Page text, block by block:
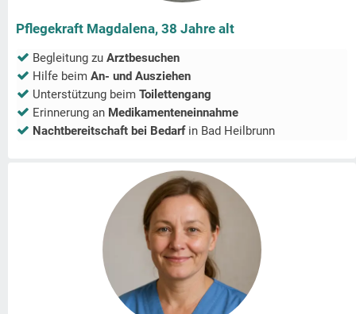
Pflegekraft Magdalena, 38 Jahre alt
Begleitung zu Arztbesuchen
Hilfe beim An- und Ausziehen
Unterstützung beim Toilettengang
Erinnerung an Medikamenteneinnahme
Nachtbereitschaft bei Bedarfin Bad Heilbrunn